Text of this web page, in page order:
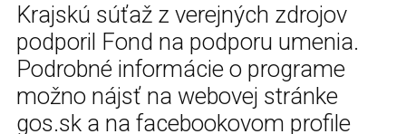
Krajskú súťaž z verejných zdrojov
podporil Fond na podporu umenia.
Podrobné informácie o programe
možno nájsť na webovej stránke
gos.sk a na facebookovom profile